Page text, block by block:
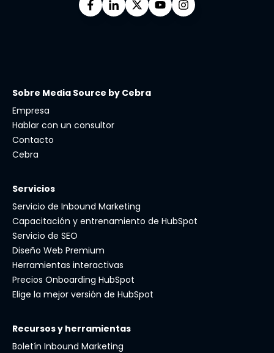
Sobre Media Source by Cebra
Empresa
Hablar con un consultor
Contacto
Cebra
Servicios
Servicio de Inbound Marketing
Capacitación y entrenamiento de HubSpot
Servicio de SEO
Diseño Web Premium
Herramientas interactivas
Precios Onboarding HubSpot
Elige la mejor versión de HubSpot
Recursos y herramientas
Boletín Inbound Marketing